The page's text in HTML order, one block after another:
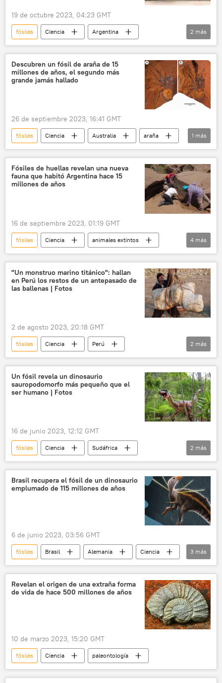
19 de octubre 2023, 04:23 GMT
fósiles Ciencia
Argentina
Consejo Nacional de Investigaciones Científicas y Técnicas de Argentina (CONICET)
arqueología
2 más
Descubren un fósil de araña de 15
millones de años, el segundo más
grande jamás hallado
26 de septiembre 2023, 16:41 GMT
fósiles Ciencia Australia
araña
paleontología
1 más
Fósiles de huellas revelan una nueva
fauna que habitó Argentina hace 15
millones de años
16 de septiembre 2023, 01:19 GMT
fósiles Ciencia
animales extintos
La Rioja
Argentina
Consejo Nacional de Investigaciones Científicas y Técnicas de Argentina (CONICET)
paleontología
4 más
"Un monstruo marino titánico": hallan
en Perú los restos de un antepasado de
las ballenas | Fotos
2 de agosto 2023, 20:18 GMT
fósiles Ciencia
Perú
paleontología
Italia
2 más
Un fósil revela un dinosaurio
sauropodomorfo más pequeño que el
ser humano | Fotos
16 de junio 2023, 12:12 GMT
fósiles Ciencia
Sudáfrica
dinosaurios
arqueología
2 más
Brasil recupera el fósil de un dinosaurio
emplumado de 115 millones de años
6 de junio 2023, 03:56 GMT
fósiles Brasil Alemania
Ciencia
paleontología
dinosaurios
🌎 América
3 más
Revelan el origen de una extraña forma
de vida de hace 500 millones de años
10 de marzo 2023, 15:20 GMT
fósiles Ciencia paleontología